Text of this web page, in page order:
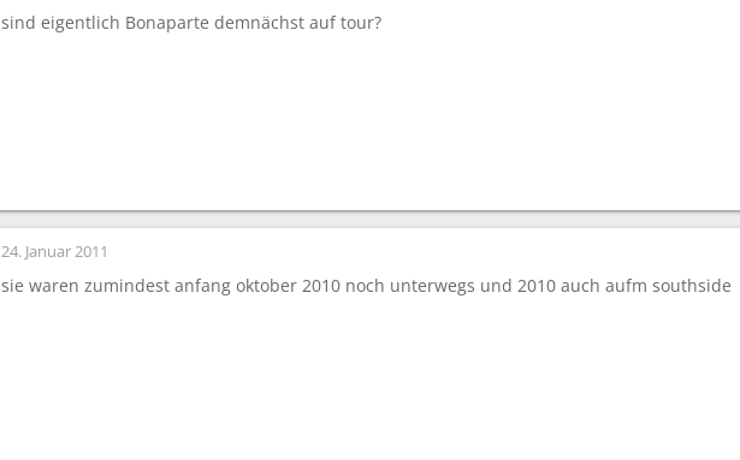
i
sind eigentlich Bonaparte demnächst auf tour?
24. Januar 2011
sie waren zumindest anfang oktober 2010 noch unterwegs und 2010 auch aufm southside